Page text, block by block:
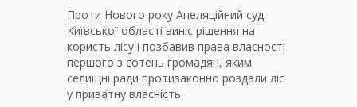
Проти Нового року Апеляційний суд
Київської області виніс рішення на
користь лісу і позбавив права власності
першого з сотень громадян, яким
селищні ради протизаконно роздали ліс
у приватну власність.